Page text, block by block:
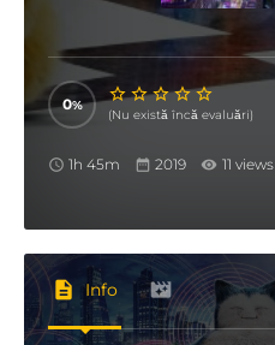
0
(Nu există încă evaluări)
1h 45m 2019 11 views
Info